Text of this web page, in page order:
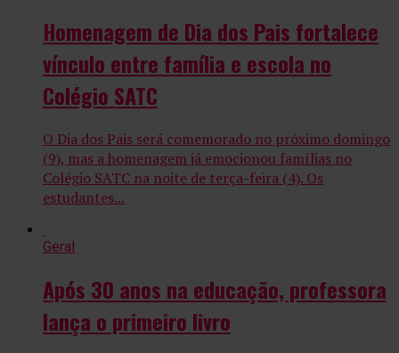
Homenagem de Dia dos Pais fortalece
vínculo entre família e escola no
Colégio SATC
O Dia dos Pais será comemorado no próximo domingo
(9), mas a homenagem já emocionou famílias no
Colégio SATC na noite de terça-feira (4). Os
estudantes...
Geral
Após 30 anos na educação, professora
lança o primeiro livro